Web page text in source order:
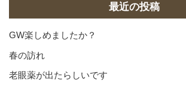
最近の投稿
GW楽しめましたか？
春の訪れ
老眼薬が出たらしいです